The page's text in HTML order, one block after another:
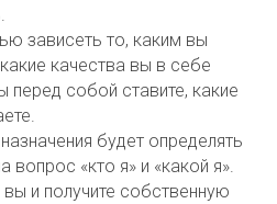
зависеть то, каким вы
качества вы в себе
перед собой ставите, какие
будет определять
«кто я» и «какой я».
и получите собственную